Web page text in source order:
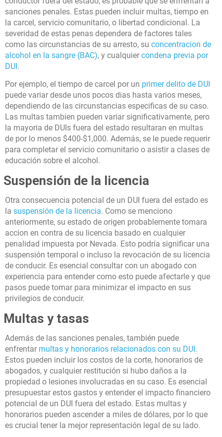
sanciones penales. Estas pueden incluir multas, tiempo en
la carcel, servicio comunitario, o libertad condicional. La
severidad de estas penas dependera de factores tales
como las circunstancias de su arresto, su concentracion de
alcohol en la sangre (BAC), y cualquier condena previa por
DUI .
Por ejemplo, el tiempo de carcel por un primer delito de DUI
puede variar desde unos pocos dias hasta varios meses,
dependiendo de las circunstancias especificas de su caso.
Las multas tambien pueden variar significativamente, pero
la mayoria de DUIs fuera del estado resultaran en multas
de por lo menos $400-$1,000. Además, se le puede requerir
para completar el servicio comunitario o asistir a clases de
educación sobre el alcohol.
Suspensión de la licencia
Otra consecuencia potencial de un DUI fuera del estado es
la suspensión de la licencia. Como se menciono
anteriormente, su estado de origen probablemente tomara
accion en contra de su licencia basado en cualquier
penalidad impuesta por Nevada. Esto podría significar una
suspensión temporal o incluso la revocación de su licencia
de conducir. Es esencial consultar con un abogado con
experiencia para entender como esto puede afectarle y que
pasos puede tomar para minimizar el impacto en sus
privilegios de conducir.
Multas y tasas
Además de las sanciones penales, también puede
enfrentar multas y honorarios relacionados con su DUI .
Estos pueden incluir los costos de la corte, honorarios de
abogados, y cualquier restitución si hubo daños a la
propiedad o lesiones involucradas en su caso. Es esencial
presupuestar estos gastos y entender el impacto financiero
potencial de un DUI fuera del estado. Estas multas y
honorarios pueden ascender a miles de dólares, por lo que
es crucial tener la mejor representación legal de su lado.